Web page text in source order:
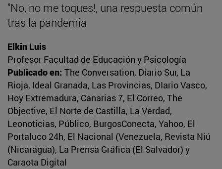
"No, no me toques!, una respuesta común
tras la pandemia
Elkin Luis
Profesor Facultad de Educación y Psicología
Publicado en: The Conversation, Diario Sur, La
Rioja, Ideal Granada, Las Provincias, DIario Vasco,
Hoy Extremadura, Canarias 7, El Correo, The
Objective, El Norte de Castilla, La Verdad,
Leonoticias, Público, BurgosConecta, Yahoo, El
Portaluco 24h, El Nacional (Venezuela, Revista Niú
(Nicaragua), La Prensa Gráfica (El Salvador) y
Caraota Digital